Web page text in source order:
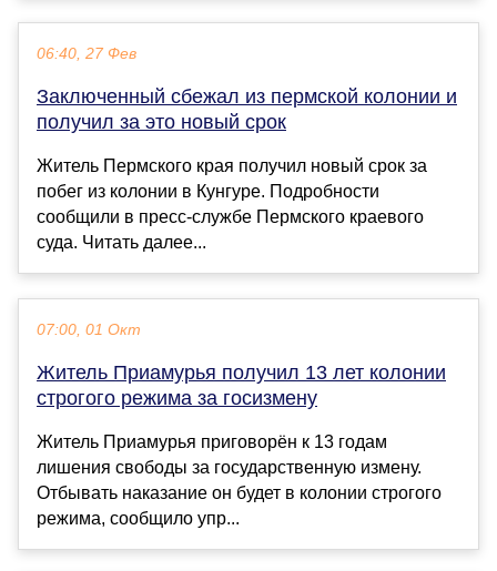
06:40, 27 Фев
Заключенный сбежал из пермской колонии и
получил за это новый срок
Житель Пермского края получил новый срок за
побег из колонии в Кунгуре. Подробности
сообщили в пресс-службе Пермского краевого
суда. Читать далее...
07:00, 01 Окт
Житель Приамурья получил 13 лет колонии
строгого режима за госизмену
Житель Приамурья приговорён к 13 годам
лишения свободы за государственную измену.
Отбывать наказание он будет в колонии строгого
режима, сообщило упр...